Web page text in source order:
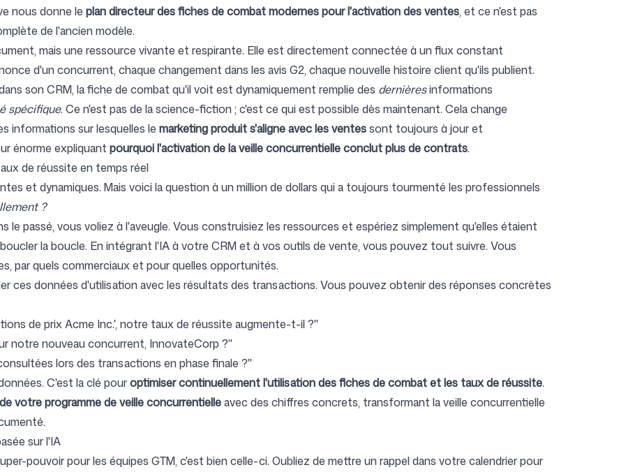
nous donne le plan directeur des fiches de combat modernes pour l'activation des ventes, et ce n'est pas
de l'ancien modèle.
mais une ressource vivante et respirante. Elle est directement connectée à un flux constant
d'un concurrent, chaque changement dans les avis G2, chaque nouvelle histoire client qu'ils publient.
son CRM, la fiche de combat qu'il voit est dynamiquement remplie des dernièresinformations
spécifique. Ce n'est pas de la science-fiction ; c'est ce qui est possible dès maintenant. Cela change
informations sur lesquelles le marketing produit s'aligne avec les ventessont toujours à jour et
énorme expliquant pourquoi l'activation de la veille concurrentielle conclut plus de contrats.
de réussite en temps réel
et dynamiques. Mais voici la question à un million de dollars qui a toujours tourmenté les professionnels
?
le passé, vous voliez à l'aveugle. Vous construisiez les ressources et espériez simplement qu'elles étaient
la boucle. En intégrant l'IA à votre CRM et à vos outils de vente, vous pouvez tout suivre. Vous
par quels commerciaux et pour quelles opportunités.
ces données d'utilisation avec les résultats des transactions. Vous pouvez obtenir des réponses concrètes
de prix Acme Inc.', notre taux de réussite augmente-t-il ?"
notre nouveau concurrent, InnovateCorp ?"
lors des transactions en phase finale ?"
C'est la clé pouroptimiser continuellement l'utilisation des fiches de combat et les taux de réussite.
votre programme de veille concurrentielleavec des chiffres concrets, transformant la veille concurrentielle
sur l'IA
pouvoir pour les équipes GTM, c'est bien celle-ci. Oubliez de mettre un rappel dans votre calendrier pour